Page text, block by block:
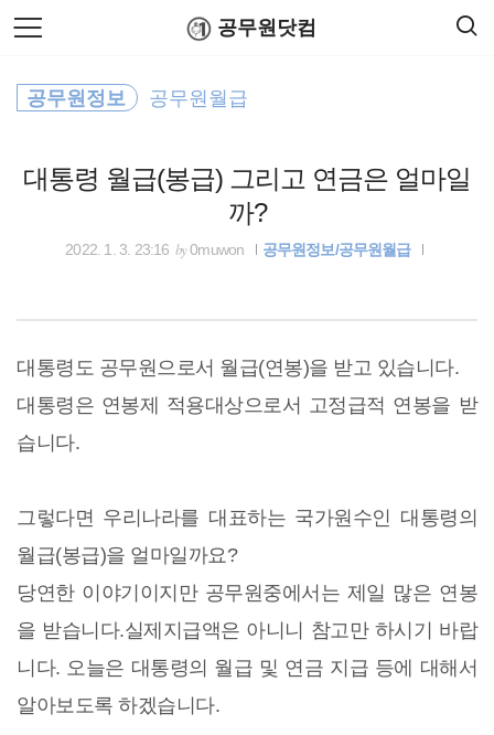
본
문
로
공무원닷컴
대통령 월급(봉급) 그리고 연금은 얼마일
까?
공무원정보 공무원월급
2022. 1. 3. 23:16 by0muwon 공무원정보/공무원월급
대통령도 공무원으로서 월급(연봉)을 받고 있습니다.
대통령은 연봉제 적용대상으로서 고정급적 연봉을 받
습니다.
그렇다면 우리나라를 대표하는 국가원수인 대통령의
월급(봉급)을 얼마일까요?
당연한 이야기이지만 공무원중에서는 제일 많은 연봉
을 받습니다.실제지급액은 아니니 참고만 하시기 바랍
니다. 오늘은 대통령의 월급 및 연금 지급 등에 대해서
알아보도록 하겠습니다.
검
색
최저임금
윈도우
법령해석
공무원연금관리공단
소득공제